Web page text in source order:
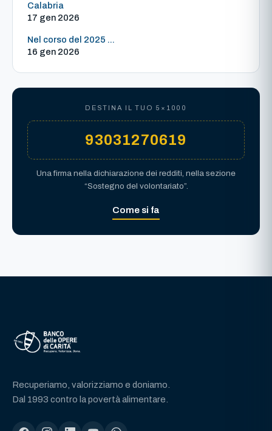
Calabria
17 gen 2026
Nel corso del 2025 ...
16 gen 2026
DESTINA IL TUO 5×1000
93031270619
Una firma nella dichiarazione dei redditi, nella sezione
“Sostegno del volontariato”.
Come si fa
Recuperiamo, valorizziamo e doniamo.
Dal 1993 contro la povertà alimentare.